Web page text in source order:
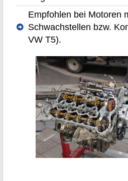
Empfohlen bei Motoren
Schwachstellen bzw.
VW T5).